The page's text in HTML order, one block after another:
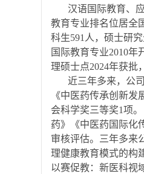
汉语国际教育、
教育专业排名位居全
科生591人，硕士研
国际教育专业2010年
理硕士点2024年获批
近三年多来，公
《中医药传承创新
会科学奖三等奖1项
药》《中医药国际化
审核评估。三年多来
理健康教育模式的构
以赛促教：新医科视